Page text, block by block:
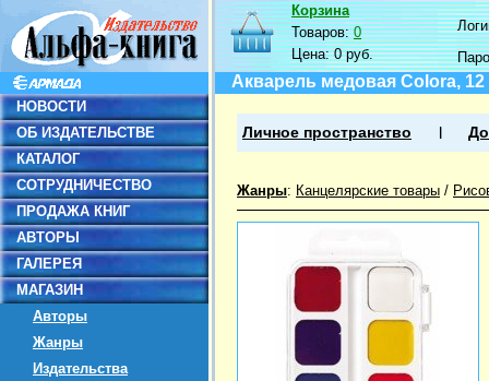
НОВОСТИ
ОБ ИЗДАТЕЛЬСТВЕ
КАТАЛОГ
СОТРУДНИЧЕСТВО
ПРОДАЖА КНИГ
АВТОРЫ
ГАЛЕРЕЯ
МАГАЗИН
Авторы
Жанры
Издательства
Корзина
Товаров:0
Цена:0 руб.
Акварель медовая Colora, 12
Личное пространство
Жанры: Канцелярские товары /